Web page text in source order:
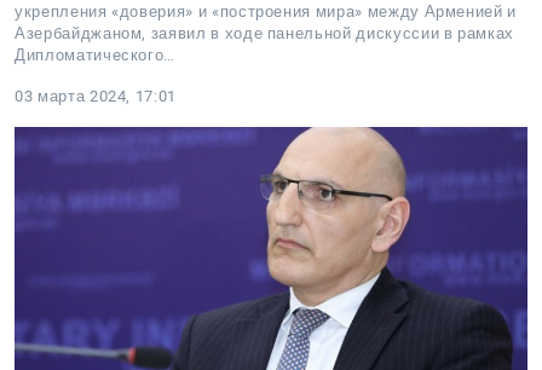
укрепления «доверия» и «построения мира» между Арменией и
Азербайджаном, заявил в ходе панельной дискуссии в рамках
Дипломатического…
03 марта 2024, 17:01